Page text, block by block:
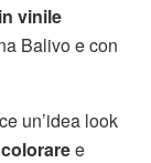
vinile
Balivo e con
un’idea look
coloraree